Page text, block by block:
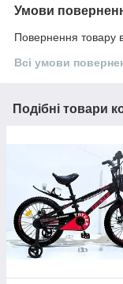
Умови
Повернення товару
Всі умови
Подібні товари